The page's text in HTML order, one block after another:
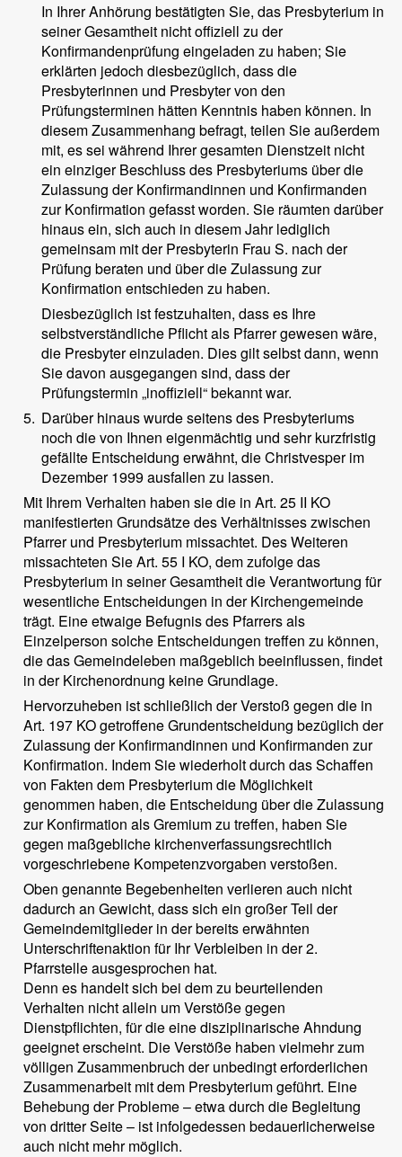
In Ihrer Anhörung bestätigten Sie, das Presbyterium in
seiner Gesamtheit nicht offiziell zu der
Konfirmandenprüfung eingeladen zu haben; Sie
erklärten jedoch diesbezüglich, dass die
Presbyterinnen und Presbyter von den
Prüfungsterminen hätten Kenntnis haben können. In
diesem Zusammenhang befragt, teilen Sie außerdem
mit, es sei während Ihrer gesamten Dienstzeit nicht
ein einziger Beschluss des Presbyteriums über die
Zulassung der Konfirmandinnen und Konfirmanden
zur Konfirmation gefasst worden. Sie räumten darüber
hinaus ein, sich auch in diesem Jahr lediglich
gemeinsam mit der Presbyterin Frau S. nach der
Prüfung beraten und über die Zulassung zur
Konfirmation entschieden zu haben.
Diesbezüglich ist festzuhalten, dass es Ihre
selbstverständliche Pflicht als Pfarrer gewesen wäre,
die Presbyter einzuladen. Dies gilt selbst dann, wenn
Sie davon ausgegangen sind, dass der
Prüfungstermin „inoffiziell“ bekannt war.
5. Darüber hinaus wurde seitens des Presbyteriums
noch die von Ihnen eigenmächtig und sehr kurzfristig
gefällte Entscheidung erwähnt, die Christvesper im
Dezember 1999 ausfallen zu lassen.
Mit Ihrem Verhalten haben sie die in Art. 25 II KO
manifestierten Grundsätze des Verhältnisses zwischen
Pfarrer und Presbyterium missachtet. Des Weiteren
missachteten Sie Art. 55 I KO, dem zufolge das
Presbyterium in seiner Gesamtheit die Verantwortung für
wesentliche Entscheidungen in der Kirchengemeinde
trägt. Eine etwaige Befugnis des Pfarrers als
Einzelperson solche Entscheidungen treffen zu können,
die das Gemeindeleben maßgeblich beeinflussen, findet
in der Kirchenordnung keine Grundlage.
Hervorzuheben ist schließlich der Verstoß gegen die in
Art. 197 KO getroffene Grundentscheidung bezüglich der
Zulassung der Konfirmandinnen und Konfirmanden zur
Konfirmation. Indem Sie wiederholt durch das Schaffen
von Fakten dem Presbyterium die Möglichkeit
genommen haben, die Entscheidung über die Zulassung
zur Konfirmation als Gremium zu treffen, haben Sie
gegen maßgebliche kirchenverfassungsrechtlich
vorgeschriebene Kompetenzvorgaben verstoßen.
Oben genannte Begebenheiten verlieren auch nicht
dadurch an Gewicht, dass sich ein großer Teil der
Gemeindemitglieder in der bereits erwähnten
Unterschriftenaktion für Ihr Verbleiben in der 2.
Pfarrstelle ausgesprochen hat.
Denn es handelt sich bei dem zu beurteilenden
Verhalten nicht allein um Verstöße gegen
Dienstpflichten, für die eine disziplinarische Ahndung
geeignet erscheint. Die Verstöße haben vielmehr zum
völligen Zusammenbruch der unbedingt erforderlichen
Zusammenarbeit mit dem Presbyterium geführt. Eine
Behebung der Probleme – etwa durch die Begleitung
von dritter Seite – ist infolgedessen bedauerlicherweise
auch nicht mehr möglich.